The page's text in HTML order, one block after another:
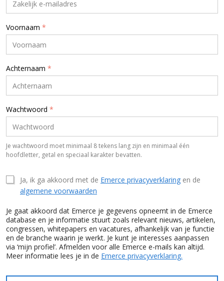
Voornaam *
Achternaam *
Wachtwoord *
Je wachtwoord moet minimaal 8 tekens lang zijn en minimaal één
hoofdletter, getal en speciaal karakter bevatten.
Ja, ik ga akkoord met de Emerce privacyverklaring en de
algemene voorwaarden
Je gaat akkoord dat Emerce je gegevens opneemt in de Emerce
database en je informatie stuurt zoals relevant nieuws, artikelen,
congressen, whitepapers en vacatures, afhankelijk van je functie
en de branche waarin je werkt. Je kunt je interesses aanpassen
via ‘mijn profiel’. Afmelden voor alle Emerce e-mails kan altijd.
Meer informatie lees je in de Emerce privacyverklaring.